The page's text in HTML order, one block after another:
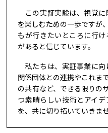
この実証実験は、視覚に
を楽しむための一歩ですが
もが行きたいところに行
があると信じています。
私たちは、実証事業に向
関係団体との連携やこれま
の共有など、できる限りの
つ素晴らしい技術とアイ
を、共に切り拓いていきま